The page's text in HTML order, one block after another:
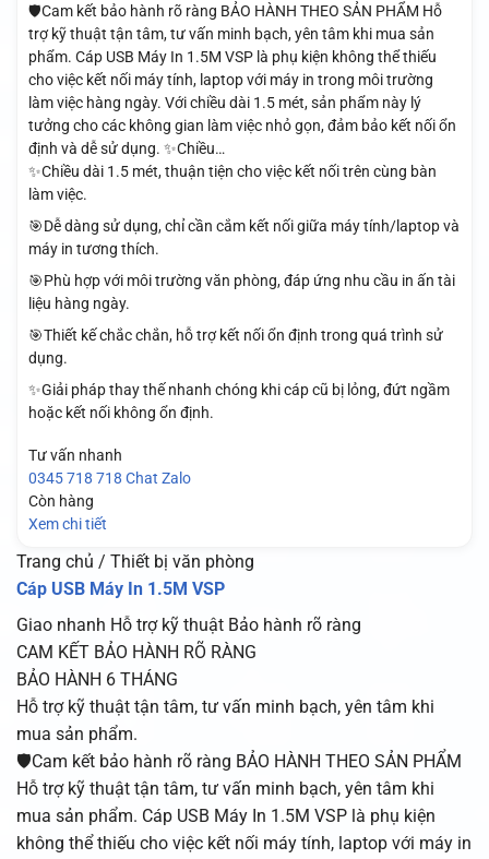
🛡️Cam kết bảo hành rõ ràng BẢO HÀNH THEO SẢN PHẨM Hỗ
trợ kỹ thuật tận tâm, tư vấn minh bạch, yên tâm khi mua sản
phẩm. Cáp USB Máy In 1.5M VSP là phụ kiện không thể thiếu
cho việc kết nối máy tính, laptop với máy in trong môi trường
làm việc hàng ngày. Với chiều dài 1.5 mét, sản phẩm này lý
tưởng cho các không gian làm việc nhỏ gọn, đảm bảo kết nối ổn
định và dễ sử dụng. ✨Chiều…
✨Chiều dài 1.5 mét, thuận tiện cho việc kết nối trên cùng bàn
làm việc.
🎯Dễ dàng sử dụng, chỉ cần cắm kết nối giữa máy tính/laptop và
máy in tương thích.
🎯Phù hợp với môi trường văn phòng, đáp ứng nhu cầu in ấn tài
liệu hàng ngày.
🎯Thiết kế chắc chắn, hỗ trợ kết nối ổn định trong quá trình sử
dụng.
✨Giải pháp thay thế nhanh chóng khi cáp cũ bị lỏng, đứt ngầm
hoặc kết nối không ổn định.
Tư vấn nhanh
0345 718 718 Chat Zalo
Còn hàng
Xem chi tiết
Trang chủ / Thiết bị văn phòng
Cáp USB Máy In 1.5M VSP
Giao nhanh Hỗ trợ kỹ thuật Bảo hành rõ ràng
CAM KẾT BẢO HÀNH RÕ RÀNG
BẢO HÀNH 6 THÁNG
Hỗ trợ kỹ thuật tận tâm, tư vấn minh bạch, yên tâm khi
mua sản phẩm.
🛡️Cam kết bảo hành rõ ràng BẢO HÀNH THEO SẢN PHẨM
Hỗ trợ kỹ thuật tận tâm, tư vấn minh bạch, yên tâm khi
mua sản phẩm. Cáp USB Máy In 1.5M VSP là phụ kiện
không thể thiếu cho việc kết nối máy tính, laptop với máy in